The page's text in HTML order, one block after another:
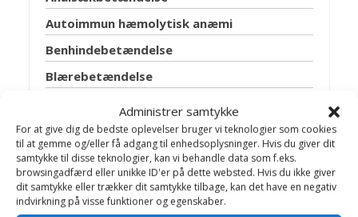
Administrer samtykke
For at give dig de bedste oplevelser bruger vi teknologier som cookies
til at gemme og/eller få adgang til enhedsoplysninger. Hvis du giver dit
samtykke til disse teknologier, kan vi behandle data som f.eks.
browsingadfærd eller unikke ID'er på dette websted. Hvis du ikke giver
dit samtykke eller trækker dit samtykke tilbage, kan det have en negativ
indvirkning på visse funktioner og egenskaber.
Autoimmun hæmolytisk anæmi
Benhindebetændelse
Blærebetændelse
Blæresten
Bugspytkirtel lidelser
Cancer
Discusprolaps